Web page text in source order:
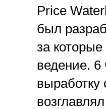
Price
был
за
ведение. 6
выработку